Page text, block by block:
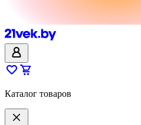
Каталог товаров